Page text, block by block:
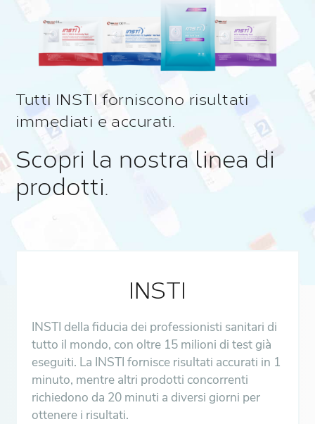
Tutti INSTI forniscono risultati
immediati e accurati.
Scopri la nostra linea di
prodotti.
INSTI
INSTI della fiducia dei professionisti sanitari di
tutto il mondo, con oltre 15 milioni di test già
eseguiti. La INSTI fornisce risultati accurati in 1
minuto, mentre altri prodotti concorrenti
richiedono da 20 minuti a diversi giorni per
ottenere i risultati.